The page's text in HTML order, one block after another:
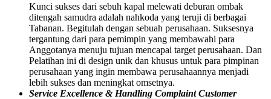
Kunci sukses dari sebuh kapal melewati deburan ombak
ditengah samudra adalah nahkoda yang teruji di berbagai
Tabanan. Begitulah dengan sebuah perusahaan. Suksesnya
tergantung dari para pemimpin yang membawahi para
Anggotanya menuju tujuan mencapai target perusahaan. Dan
Pelatihan ini di design unik dan khusus untuk para pimpinan
perusahaan yang ingin membawa perusahaannya menjadi
lebih sukses dan meningkat omsetnya.
Service Excellence & Handling Complaint Customer